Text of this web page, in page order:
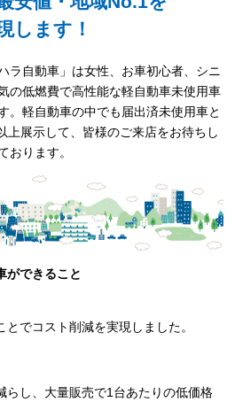
します！
ラ自動車」は女性、お車初心者、シニ
の低燃費で高性能な軽自動車未使用車
。 軽自動車の中でも届出済未使用車と
上展示して、皆様のご来店をお待ちし
おります。
ができること
でコスト削減を実現しました。
らし、大量販売で1台あたりの低価格